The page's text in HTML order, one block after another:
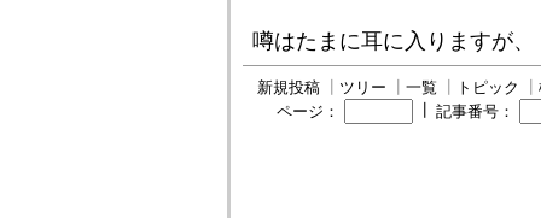
噂はたまに耳に入ります
新規投稿 ツリー 一覧 トピック
ページ：
記事番号：